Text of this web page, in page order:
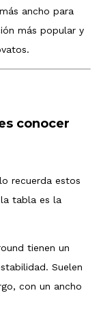
ancho para
más popular y
conocer
recuerda estos
tabla es la
tienen un
Suelen
con un ancho